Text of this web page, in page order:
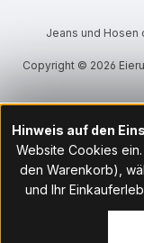
Jeans und Hosen
Copyright © 2026
Hinweis auf den
Website Cookies
den Warenkorb),
und Ihr
notwendigen
Klick auf "Nur